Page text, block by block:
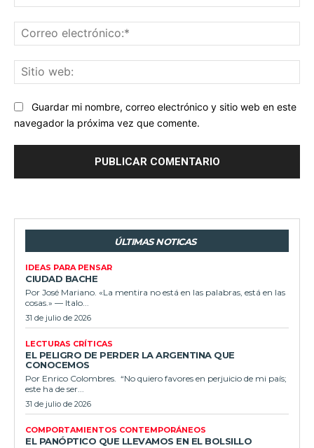
Guardar mi nombre, correo electrónico y sitio web en este
navegador la próxima vez que comente.
ÚLTIMAS NOTICAS
IDEAS PARA PENSAR
CIUDAD BACHE
Por José Mariano. «La mentira no está en las palabras, está en las
cosas.» — Italo...
31 de julio de 2026
LECTURAS CRÍTICAS
EL PELIGRO DE PERDER LA ARGENTINA QUE
CONOCEMOS
Por Enrico Colombres. “No quiero favores en perjuicio de mi país;
este ha de ser...
31 de julio de 2026
COMPORTAMIENTOS CONTEMPORÁNEOS
EL PANÓPTICO QUE LLEVAMOS EN EL BOLSILLO